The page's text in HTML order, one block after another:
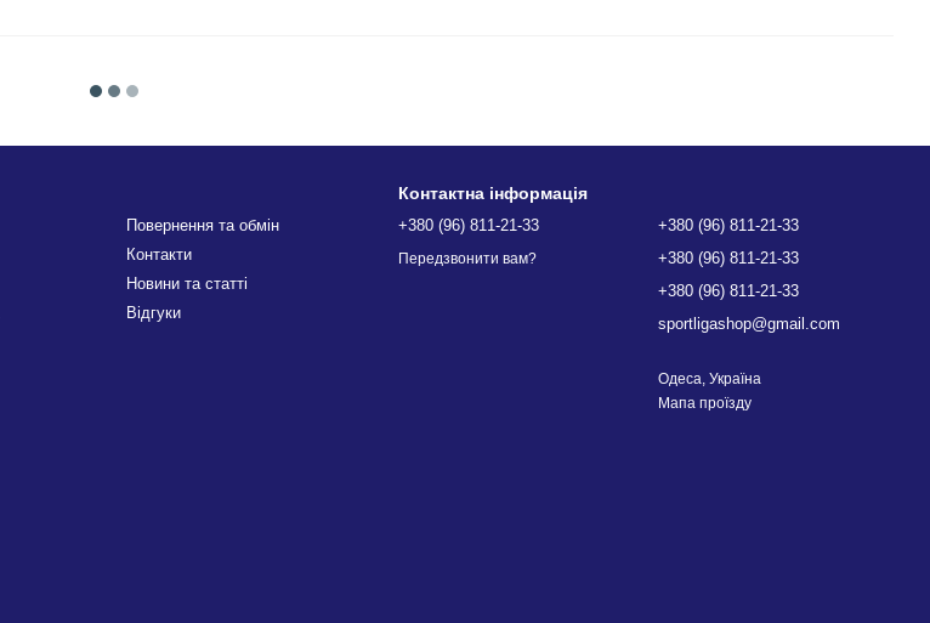
Повернення та обмін
Контакти
Новини та статті
Відгуки
Контактна інформація
+380 (96) 811-21-33
Передзвонити вам?
+380 (96) 811-21-33
+380 (96) 811-21-33
+380 (96) 811-21-33
sportligashop@gmail.com
Одеса, Україна
Мапа проїзду